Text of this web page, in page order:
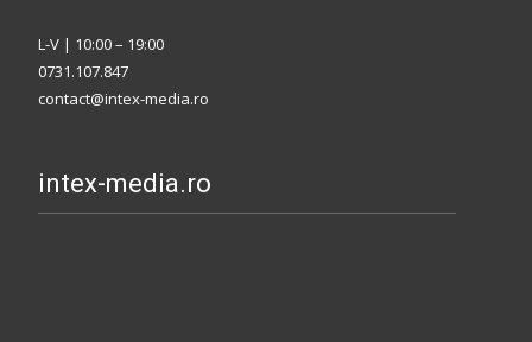
L-V | 10:00 – 19:00
0731.107.847
contact@intex-media.ro
intex-media.ro